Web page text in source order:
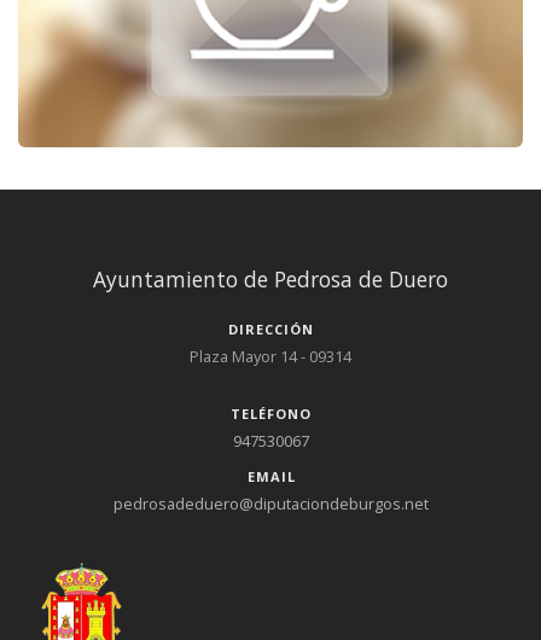
Ayuntamiento de Pedrosa de Duero
DIRECCIÓN
Plaza Mayor 14 - 09314
TELÉFONO
947530067
EMAIL
pedrosadeduero@diputaciondeburgos.net